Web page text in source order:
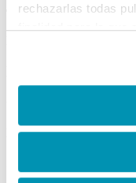
rechazarlas todas
finalidad para la que
la web,
accesibles en el
de cookies en esta
Tel.: +34 91 545 15 01
de lunes a
EXPOSICIONES